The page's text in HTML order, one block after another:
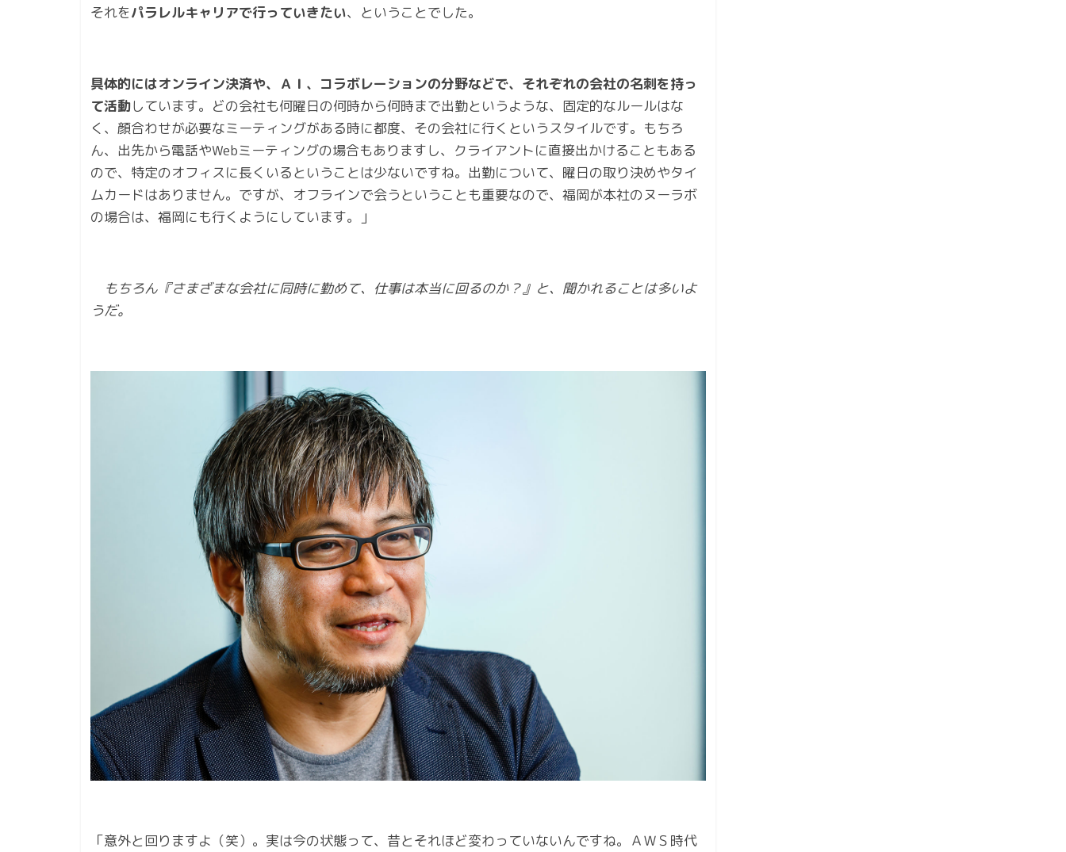
それをパラレルキャリアで行っていきたい、ということでした。
具体的にはオンライン決済や、ＡＩ、コラボレーションの分野などで、それぞれの会社の名刺を持っ
て活動しています。どの会社も何曜日の何時から何時まで出勤というような、固定的なルールはな
く、顔合わせが必要なミーティングがある時に都度、その会社に行くというスタイルです。もちろ
ん、出先から電話やWebミーティングの場合もありますし、クライアントに直接出かけることもある
ので、特定のオフィスに長くいるということは少ないですね。出勤について、曜日の取り決めやタイ
ムカードはありません。ですが、オフラインで会うということも重要なので、福岡が本社のヌーラボ
の場合は、福岡にも行くようにしています。」
もちろん『さまざまな会社に同時に勤めて、仕事は本当に回るのか？』と、聞かれることは多いよ
うだ。
「意外と回りますよ（笑）。実は今の状態って、昔とそれほど変わっていないんですね。ＡＷＳ時代